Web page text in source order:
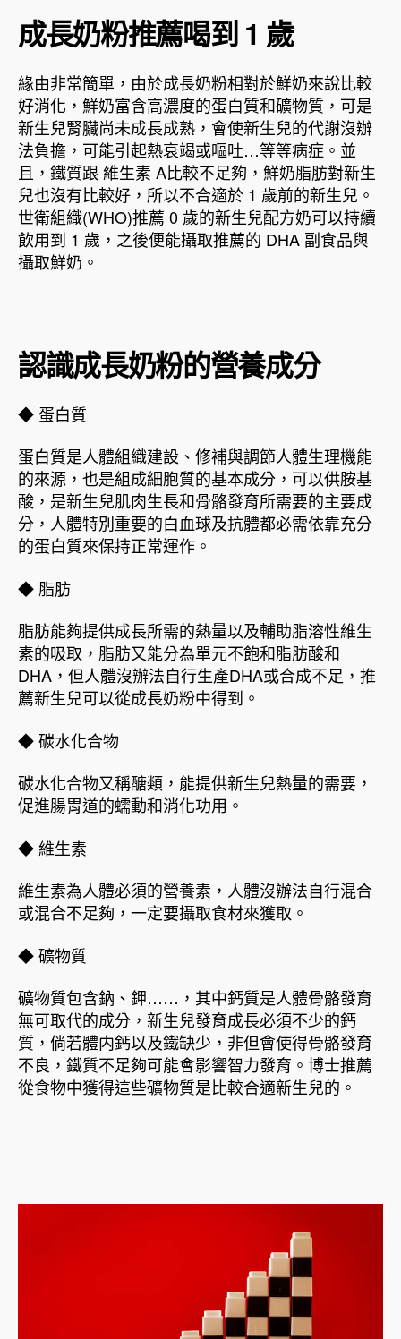
成長奶粉推薦喝到 1 歲
緣由非常簡單，由於成長奶粉相對於鮮奶來說比較
好消化，鮮奶富含高濃度的蛋白質和礦物質，可是
新生兒腎臟尚未成長成熟，會使新生兒的代謝沒辦
法負擔，可能引起熱衰竭或嘔吐…等等病症。並
且，鐵質跟 維生素 A比較不足夠，鮮奶脂肪對新生
兒也沒有比較好，所以不合適於 1 歲前的新生兒。
世衛組織(WHO)推薦 0 歲的新生兒配方奶可以持續
飲用到 1 歲，之後便能攝取推薦的 DHA 副食品與
攝取鮮奶。
認識成長奶粉的營養成分
◆ 蛋白質
蛋白質是人體組織建設、修補與調節人體生理機能
的來源，也是組成細胞質的基本成分，可以供胺基
酸，是新生兒肌肉生長和骨骼發育所需要的主要成
分，人體特別重要的白血球及抗體都必需依靠充分
的蛋白質來保持正常運作。
◆ 脂肪
脂肪能夠提供成長所需的熱量以及輔助脂溶性維生
素的吸取，脂肪又能分為單元不飽和脂肪酸和
DHA，但人體沒辦法自行生產DHA或合成不足，推
薦新生兒可以從成長奶粉中得到。
◆ 碳水化合物
碳水化合物又稱醣類，能提供新生兒熱量的需要，
促進腸胃道的蠕動和消化功用。
◆ 維生素
維生素為人體必須的營養素，人體沒辦法自行混合
或混合不足夠，一定要攝取食材來獲取。
◆ 礦物質
礦物質包含鈉、鉀……，其中鈣質是人體骨骼發育
無可取代的成分，新生兒發育成長必須不少的鈣
質，倘若體内鈣以及鐵缺少，非但會使得骨骼發育
不良，鐵質不足夠可能會影響智力發育。博士推薦
從食物中獲得這些礦物質是比較合適新生兒的。